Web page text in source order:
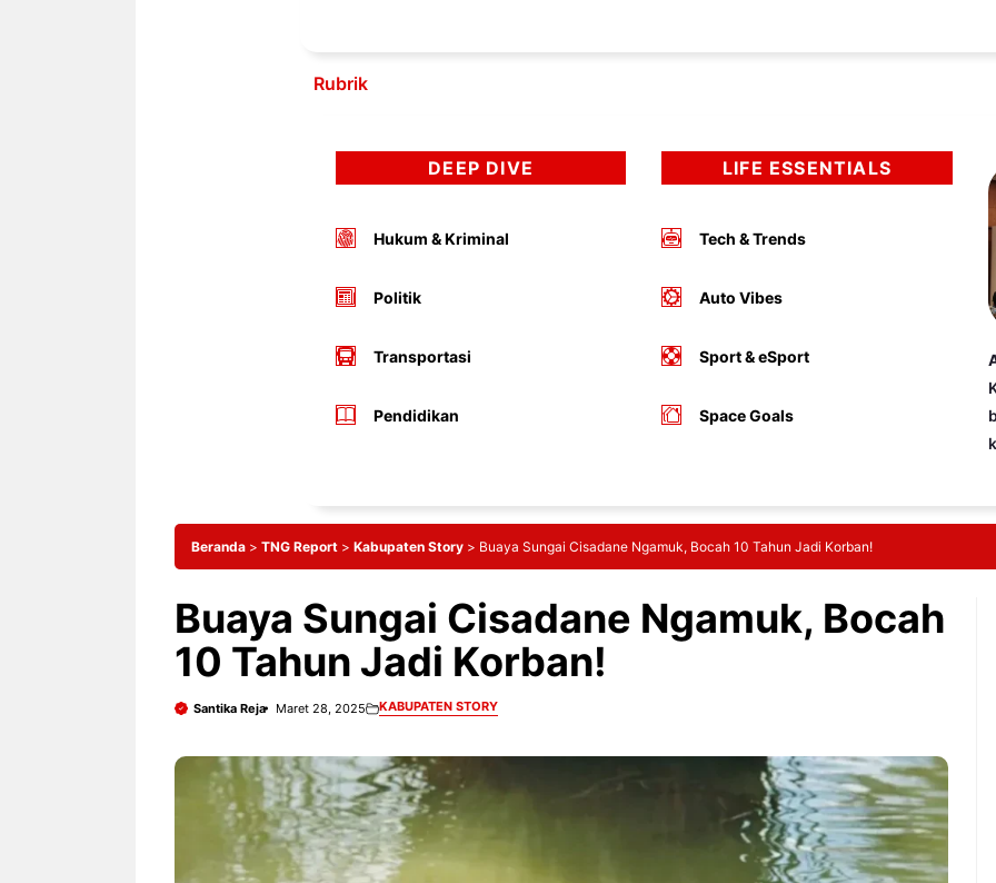
Rubrik
DEEP DIVE
Hukum & Kriminal
Politik
Transportasi
Pendidikan
LIFE ESSENTIALS
Tech & Trends
Auto Vibes
Sport & eSport
Space Goals
Beranda > TNG Report > Kabupaten Story > Buaya Sungai Cisadane Ngamuk, Bocah 10 Tahun Jadi Korban!
Buaya Sungai Cisadane Ngamuk, Bocah
10 Tahun Jadi Korban!
Santika Reja Maret 28, 2025 KABUPATEN STORY
NEWS TNG– Bandung –
NEWS TNG– Pernah gak sih
NEWS TNG– Siapa yang tidak